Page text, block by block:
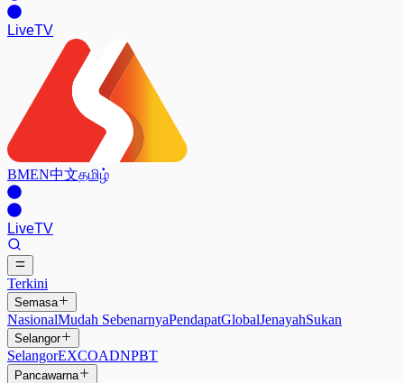
LiveTV
BMEN中文தமிழ்
LiveTV
Terkini
Semasa
NasionalMudah SebenarnyaPendapatGlobalJenayahSukan
Selangor
SelangorEXCOADNPBT
Pancawarna